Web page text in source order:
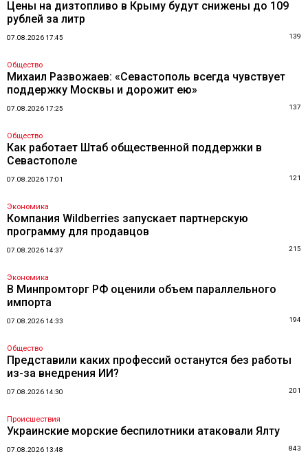
Цены на дизтопливо в Крыму будут снижены до 109
рублей за литр
07.08.2026 17:45 139
Общество
Михаил Развожаев: «Севастополь всегда чувствует
поддержку Москвы и дорожит ею»
07.08.2026 17:25 137
Общество
Как работает Штаб общественной поддержки в
Севастополе
07.08.2026 17:01 121
Экономика
Компания Wildberries запускает партнерскую
программу для продавцов
07.08.2026 14:37 215
Экономика
В Минпромторг РФ оценили объем параллельного
импорта
07.08.2026 14:33 194
Общество
Представили каких профессий останутся без работы
из-за внедрения ИИ?
07.08.2026 14:30 201
Происшествия
Украинские морские беспилотники атаковали Ялту
07.08.2026 13:48 843